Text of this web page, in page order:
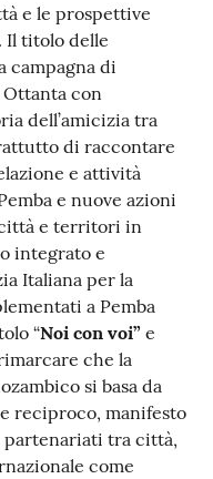
e le prospettive
Il titolo delle
campagna di
con
dell’amicizia tra
di raccontare
e attività
e nuove azioni
e territori in
integrato e
Italiana per la
a Pemba
“Noi con voi” e
che la
si basa da
reciproco, manifesto
partenariati tra città,
come